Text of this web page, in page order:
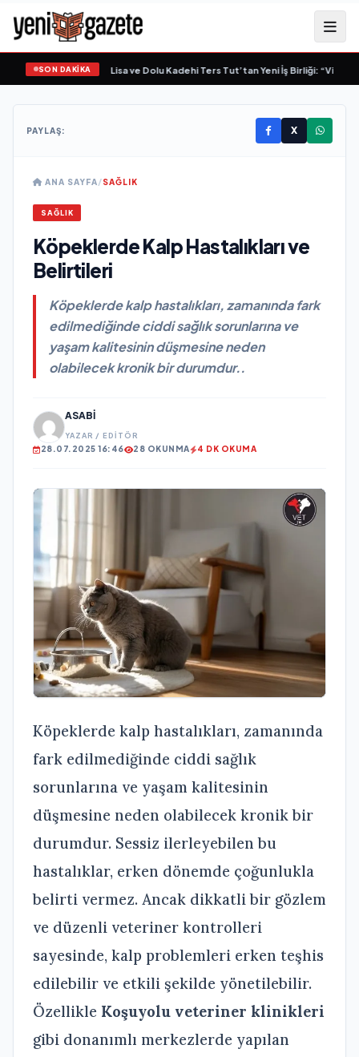
SON DAKİKA
Kazandırdı• M Lisa ve Dolu Kadehi Ters Tut’tan Yeni İş Birliği: “Vişne”
PAYLAŞ: X
ANA SAYFA/SAĞLIK
SAĞLIK
Köpeklerde Kalp Hastalıkları ve
Belirtileri
Köpeklerde kalp hastalıkları, zamanında fark
edilmediğinde ciddi sağlık sorunlarına ve
yaşam kalitesinin düşmesine neden
olabilecek kronik bir durumdur..
ASABI
YAZAR / EDITÖR
28.07.2025 16:46 28 OKUNMA 4 DK OKUMA
Köpeklerde kalp hastalıkları, zamanında
fark edilmediğinde ciddi sağlık
sorunlarına ve yaşam kalitesinin
düşmesine neden olabilecek kronik bir
durumdur. Sessiz ilerleyebilen bu
hastalıklar, erken dönemde çoğunlukla
belirti vermez. Ancak dikkatli bir gözlem
ve düzenli veteriner kontrolleri
sayesinde, kalp problemleri erken teşhis
edilebilir ve etkili şekilde yönetilebilir.
Özellikle Koşuyolu veteriner klinikleri
gibi donanımlı merkezlerde yapılan